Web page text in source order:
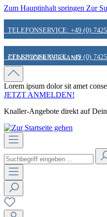
Zum Hauptinhalt springen Zur
TELEFONSERVICE: +49 (0)
GÜNSTIGER VERSAND
FAIR & KUNDENORIENTIERT
HINWEIS ZU STATIONÄREN
TELEFONSERVICE: +49 (0)
GÜNSTIGER VERSAND
FAIR & KUNDENORIENTIERT
HINWEIS ZU STATIONÄREN
Lorem ipsum dolor sit amet
JETZT ANMELDEN!
Knaller-Angebote direkt auf